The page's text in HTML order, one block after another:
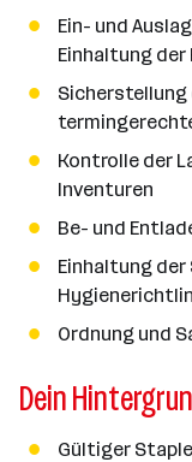
h
Ein- und
Einhaltung
Sicherstellung
Kontrolle der
Inventuren
Be- und
Einhaltung
Ordnung und
Dein
Gültiger